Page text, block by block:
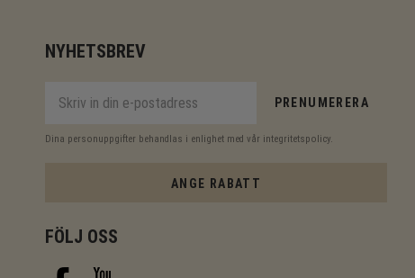
NYHETSBREV
PRENUMERERA
Dina personuppgifter behandlas i enlighet med vår integritetspolicy.
ANGE RABATT
FÖLJ OSS